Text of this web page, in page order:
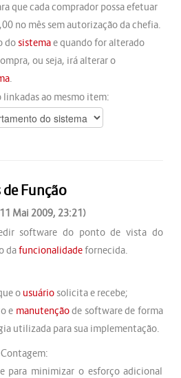
que cada comprador possa efetuar
no mês sem autorização da chefia.
dosistemae quando for alterado
ou seja, irá alterar o
.
linkadas ao mesmo item:
Função
Mai 2009, 23:21)
software do ponto de vista do
dafuncionalidadefornecida.
o usuáriosolicita e recebe;
e manutençãode software de forma
utilizada para sua implementação.
para minimizar o esforço adicional